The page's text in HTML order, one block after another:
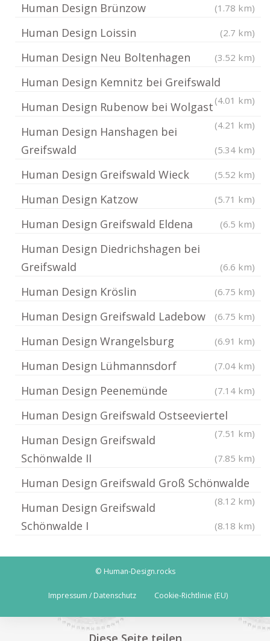
Human Design Brünzow (1.78 km)
Human Design Loissin (2.7 km)
Human Design Neu Boltenhagen (3.52 km)
Human Design Kemnitz bei Greifswald
(4.01 km)
Human Design Rubenow bei Wolgast
(4.21 km)
Human Design Hanshagen bei
Greifswald
(5.34 km)
Human Design Greifswald Wieck (5.52 km)
Human Design Katzow (5.71 km)
Human Design Greifswald Eldena (6.5 km)
Human Design Diedrichshagen bei
Greifswald
(6.6 km)
Human Design Kröslin (6.75 km)
Human Design Greifswald Ladebow (6.75 km)
Human Design Wrangelsburg (6.91 km)
Human Design Lühmannsdorf (7.04 km)
Human Design Peenemünde (7.14 km)
Human Design Greifswald Ostseeviertel
(7.51 km)
Human Design Greifswald
Schönwalde II
(7.85 km)
Human Design Greifswald Groß Schönwalde
(8.12 km)
Human Design Greifswald
Schönwalde I
(8.18 km)
© Human-Design.rocks
Impressum / Datenschutz Cookie-Richtlinie (EU)
Diese Seite teilen